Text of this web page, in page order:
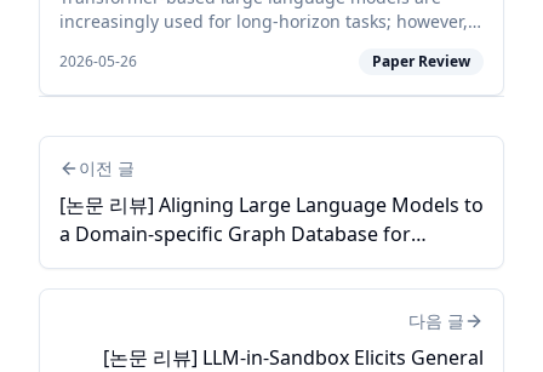
increasingly used for long-horizon tasks; however,
context length. To handle this, we study a sleep-like
consol...
2026-05-26 Paper Review
이전 글
[논문 리뷰] Aligning Large Language Models to
a Domain-specific Graph Database for
NL2GQL
다음 글
[논문 리뷰] LLM-in-Sandbox Elicits General